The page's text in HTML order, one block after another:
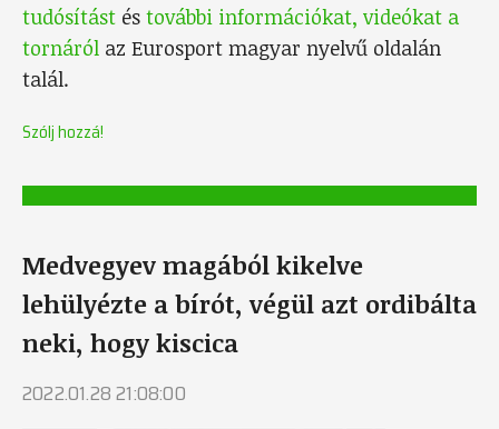
tudósítást és további információkat, videókat a
tornáról az Eurosport magyar nyelvű oldalán
talál.
Szólj hozzá!
Medvegyev magából kikelve
lehülyézte a bírót, végül azt ordibálta
neki, hogy kiscica
2022.01.28 21:08:00